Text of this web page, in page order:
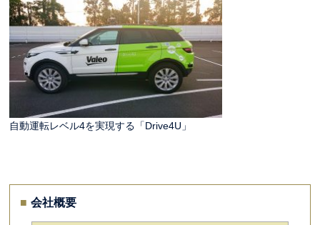
自動運転レベル4を実現する「Drive4U」
会社概要